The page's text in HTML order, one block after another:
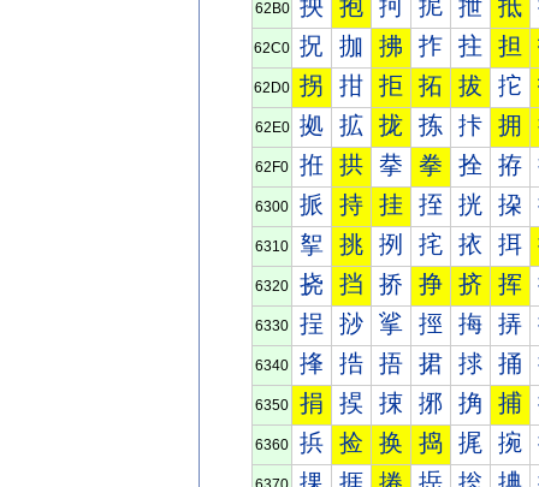
62B0 抰 抱 抲 抳 抴 抵
62C0 拀 拁 拂 拃 拄 担
62D0 拐 拑 拒 拓 拔 拕
62E0 拠 拡 拢 拣 拤 拥
62F0 拰 拱 拲 拳 拴 拵
6300 挀 持 挂 挃 挄 挅
6310 挐 挑 挒 挓 挔 挕
6320 挠 挡 挢 挣 挤 挥
6330 挰 挱 挲 挳 挴 挵
6340 捀 捁 捂 捃 捄 捅
6350 捐 捑 捒 捓 捔 捕
6360 捠 捡 换 捣 捤 捥